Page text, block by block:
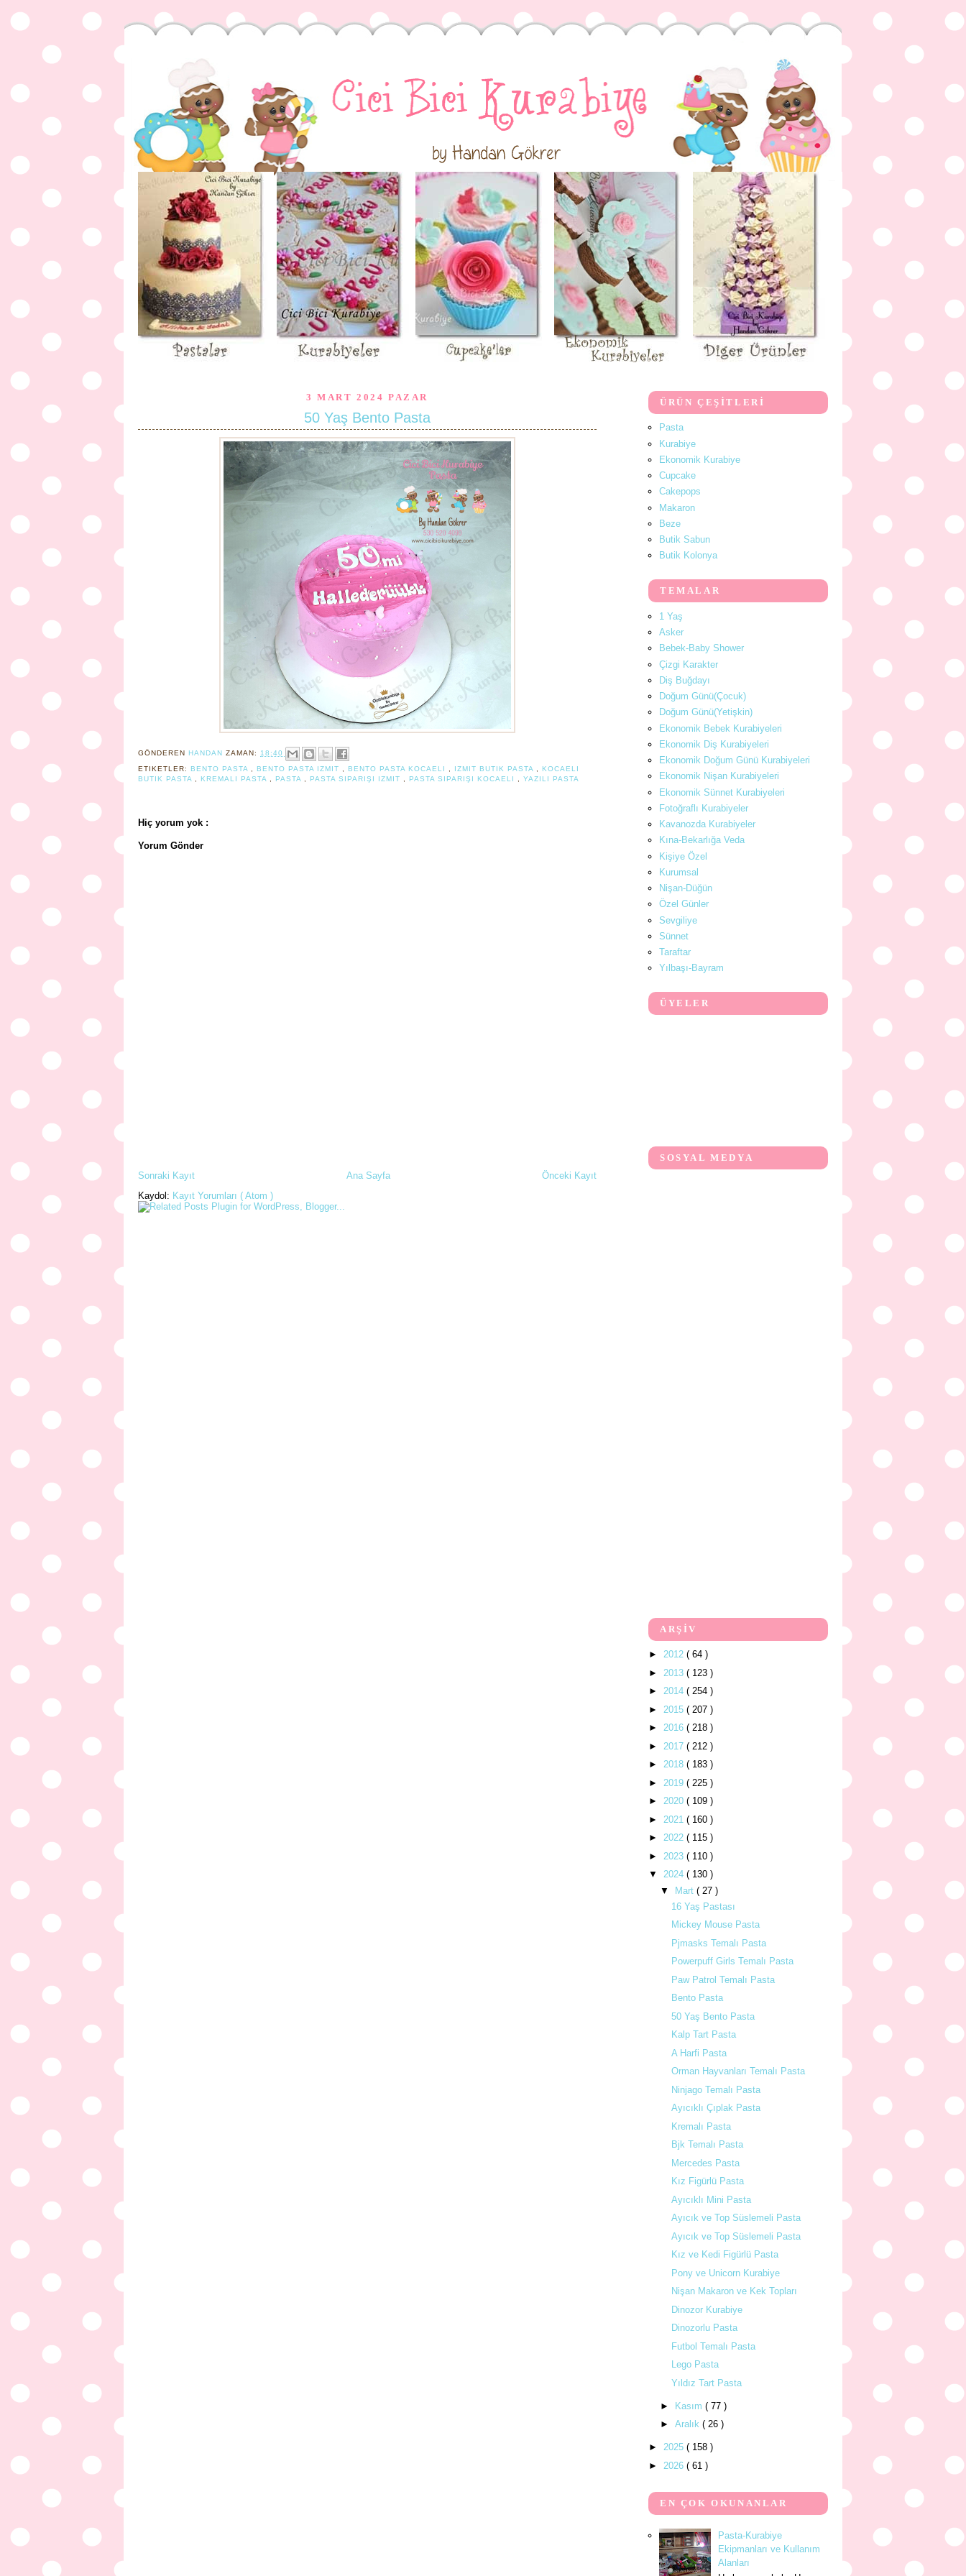
3 MART 2024 PAZAR
50 Yaş Bento Pasta
GÖNDEREN HANDAN ZAMAN: 18:40
ETIKETLER: BENTO PASTA BENTO PASTA IZMIT BENTO PASTA KOCAELI IZMIT BUTIK PASTA
KOCAELI
BUTIK PASTA
KREMALI PASTA PASTA PASTA SIPARIŞI IZMIT PASTA SIPARIŞI KOCAELI YAZILI PASTA
Hiç yorum yok :
Yorum Gönder
Sonraki Kayıt Önceki Kayıt
Ana Sayfa
Kaydol: Kayıt Yorumları ( Atom )
ÜRÜN ÇEŞİTLERİ
Pasta
Kurabiye
Ekonomik Kurabiye
Cupcake
Cakepops
Makaron
Beze
Butik Sabun
Butik Kolonya
TEMALAR
1 Yaş
Asker
Bebek-Baby Shower
Çizgi Karakter
Diş Buğdayı
Doğum Günü(Çocuk)
Doğum Günü(Yetişkin)
Ekonomik Bebek Kurabiyeleri
Ekonomik Diş Kurabiyeleri
Ekonomik Doğum Günü Kurabiyeleri
Ekonomik Nişan Kurabiyeleri
Ekonomik Sünnet Kurabiyeleri
Fotoğraflı Kurabiyeler
Kavanozda Kurabiyeler
Kına-Bekarlığa Veda
Kişiye Özel
Kurumsal
Nişan-Düğün
Özel Günler
Sevgiliye
Sünnet
Taraftar
Yılbaşı-Bayram
ÜYELER
SOSYAL MEDYA
ARŞİV
► 2012 ( 64 )
► 2013 ( 123 )
► 2014 ( 254 )
► 2015 ( 207 )
► 2016 ( 218 )
► 2017 ( 212 )
► 2018 ( 183 )
► 2019 ( 225 )
► 2020 ( 109 )
► 2021 ( 160 )
► 2022 ( 115 )
► 2023 ( 110 )
▼ 2024 ( 130 )
▼ Mart ( 27 )
16 Yaş Pastası
Mickey Mouse Pasta
Pjmasks Temalı Pasta
Powerpuff Girls Temalı Pasta
Paw Patrol Temalı Pasta
Bento Pasta
50 Yaş Bento Pasta
Kalp Tart Pasta
A Harfi Pasta
Orman Hayvanları Temalı Pasta
Ninjago Temalı Pasta
Ayıcıklı Çıplak Pasta
Kremalı Pasta
Bjk Temalı Pasta
Mercedes Pasta
Kız Figürlü Pasta
Ayıcıklı Mini Pasta
Ayıcık ve Top Süslemeli Pasta
Ayıcık ve Top Süslemeli Pasta
Kız ve Kedi Figürlü Pasta
Pony ve Unicorn Kurabiye
Nişan Makaron ve Kek Topları
Dinozor Kurabiye
Dinozorlu Pasta
Futbol Temalı Pasta
Lego Pasta
Yıldız Tart Pasta
► Kasım ( 77 )
► Aralık ( 26 )
► 2025 ( 158 )
► 2026 ( 61 )
EN ÇOK OKUNANLAR
Pasta-Kurabiye
Ekipmanları ve Kullanım
Alanları